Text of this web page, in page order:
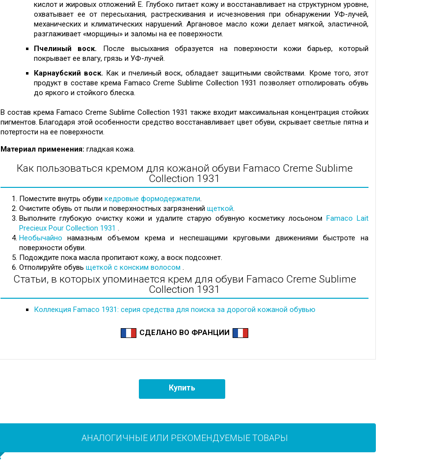
кислот и жировых отложений E. Глубоко питает кожу и восстанавливает на структурном уровне,
охватывает ее от пересыхания, растрескивания и исчезновения при обнаружении УФ-лучей,
механических и климатических нарушений.Аргановое масло кожи делает мягкой, эластичной,
разглаживает «морщины» и заломы на ее поверхности.
Пчелиный воск. После высыхания образуется на поверхности кожи барьер, который
покрывает ее влагу, грязь и УФ-лучей.
Карнаубский воск. Как и пчелиный воск, обладает защитными свойствами. Кроме того, этот
продукт в составе крема Famaco Creme Sublime Collection 1931 позволяет отполировать обувь
до яркого и стойкого блеска.
В состав крема Famaco Creme Sublime Collection 1931 также входит максимальная концентрация стойких
пигментов. Благодаря этой особенности средство восстанавливает цвет обуви, скрывает светлые пятна и
потертости на ее поверхности.
Материал применения: гладкая кожа.
Как пользоваться кремом для кожаной обуви Famaco Creme Sublime
Collection 1931
Поместите внутрь обуви кедровые формодержатели.
Очистите обувь от пыли и поверхностных загрязнений щеткой.
Выполните глубокую очистку кожи и удалите старую обувную косметику лосьономFamaco Lait
Precieux Pour Collection 1931 .
Необычайно намазным объемом крема и неспешащими круговыми движениями быстроте на
поверхности обуви.
Подождите пока масла пропитают кожу, а воск подсохнет.
Отполируйте обувь щеткой с конским волосом .
Статьи, в которых упоминается крем для обуви Famaco Creme Sublime
Collection 1931
Коллекция Famaco 1931: серия средства для поиска за дорогой кожаной обувью
СДЕЛАНО ВО ФРАНЦИИ
Купить
АНАЛОГИЧНЫЕ ИЛИ РЕКОМЕНДУЕМЫЕ ТОВАРЫ